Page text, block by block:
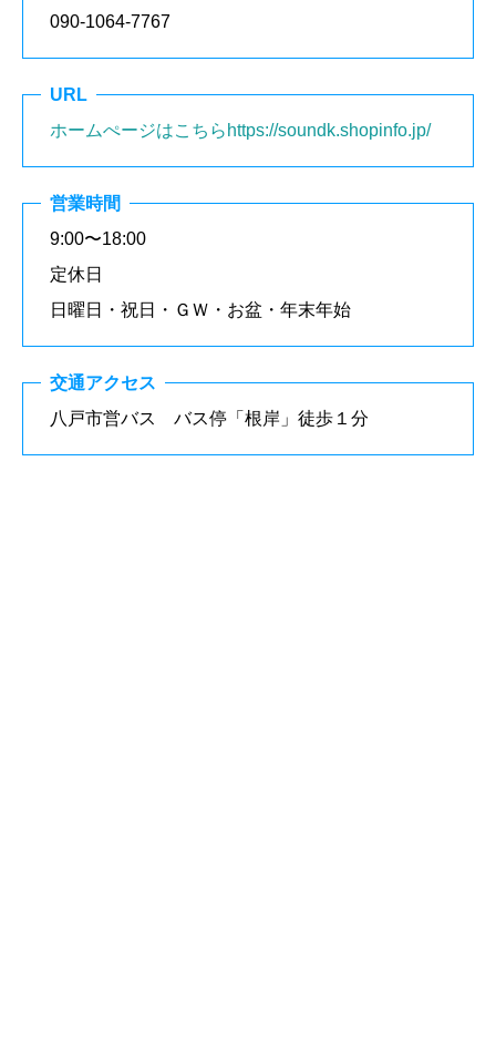
090-1064-7767
URL
ホームぺージはこちらhttps://soundk.shopinfo.jp/
営業時間
9:00〜18:00
定休日
日曜日・祝日・ＧＷ・お盆・年末年始
交通アクセス
八戸市営バス バス停「根岸」徒歩１分